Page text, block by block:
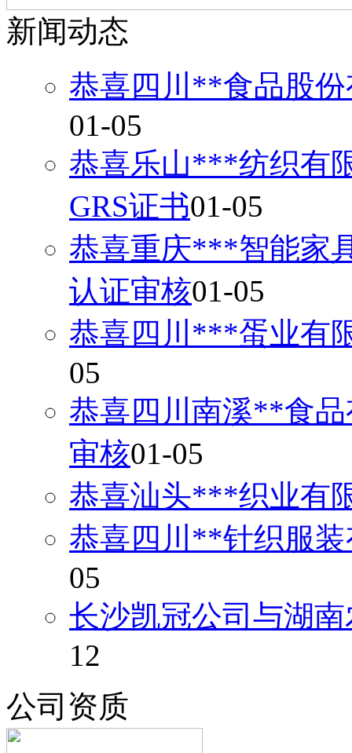
新闻动态
恭喜四川**食品股
01-05
恭喜乐山***纺织有
GRS证书01-05
恭喜重庆***智能家
认证审核01-05
恭喜四川***蛋业有
05
恭喜四川南溪**食
审核01-05
恭喜汕头***织业有
恭喜四川**针织服
05
长沙凯冠公司与湖
12
公司资质